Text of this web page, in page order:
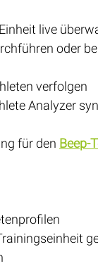
live
oder
verfolgen
Analyzer
für den Beep-